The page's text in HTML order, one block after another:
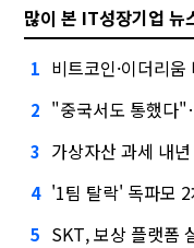
많이 본 IT성장기업 뉴
1 비트코인·이더리
2 "중국서도 통했다
3 가상자산 과세 내
4 '1팀 탈락' 독파모
5 SKT, 보상 플랫폼